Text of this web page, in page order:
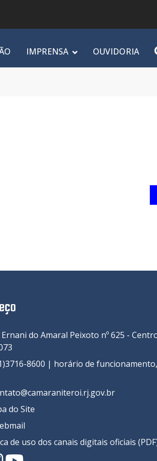
IMPRENSA OUVIDORIA
Ernani do Amaral Peixoto nº 625 -
8600 | horário de
do Site
de uso dos canais digitais oficiais